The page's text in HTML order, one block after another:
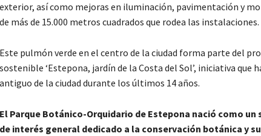
exterior, así como mejoras en iluminación, pavimentación y
de más de 15.000 metros cuadrados que rodea las instalaciones.
Este pulmón verde en el centro de la ciudad forma parte del
sostenible ‘Estepona, jardín de la Costa del Sol’, iniciativa que
antiguo de la ciudad durante los últimos 14 años.
El Parque Botánico-Orquidario de Estepona nació como
de interés general dedicado a la conservación botánica y